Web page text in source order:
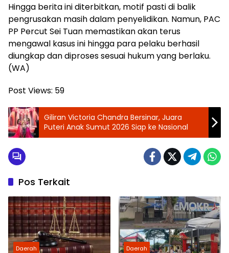
Hingga berita ini diterbitkan, motif pasti di balik
pengrusakan masih dalam penyelidikan. Namun, PAC
PP Percut Sei Tuan memastikan akan terus
mengawal kasus ini hingga para pelaku berhasil
diungkap dan diproses sesuai hukum yang berlaku.
(WA)
Post Views: 59
Giliran Victoria Chandra Bersinar, Juara
Puteri Anak Sumut 2026 Siap ke Nasional
Pos Terkait
Daerah Daerah